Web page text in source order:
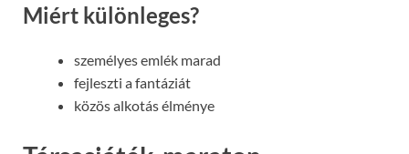
Miért különleges?
személyes emlék marad
fejleszti a fantáziát
közös alkotás élménye